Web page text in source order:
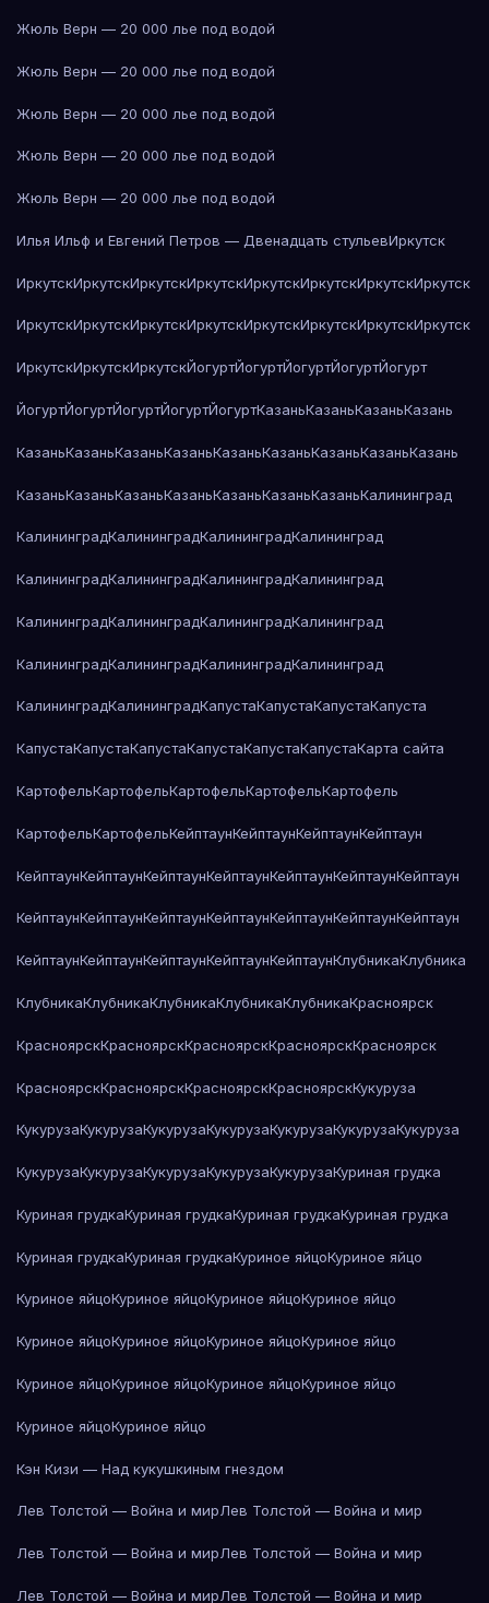
Жюль Верн — 20 000 лье под водой
Жюль Верн — 20 000 лье под водой
Жюль Верн — 20 000 лье под водой
Жюль Верн — 20 000 лье под водой
Жюль Верн — 20 000 лье под водой
Илья Ильф и Евгений Петров — Двенадцать стульевИркутск
ИркутскИркутскИркутскИркутскИркутскИркутскИркутскИркутск
ИркутскИркутскИркутскИркутскИркутскИркутскИркутскИркутск
ИркутскИркутскИркутскЙогуртЙогуртЙогуртЙогуртЙогурт
ЙогуртЙогуртЙогуртЙогуртЙогуртКазаньКазаньКазаньКазань
КазаньКазаньКазаньКазаньКазаньКазаньКазаньКазаньКазань
КазаньКазаньКазаньКазаньКазаньКазаньКазаньКалининград
КалининградКалининградКалининградКалининград
КалининградКалининградКалининградКалининград
КалининградКалининградКалининградКалининград
КалининградКалининградКалининградКалининград
КалининградКалининградКапустаКапустаКапустаКапуста
КапустаКапустаКапустаКапустаКапустаКапустаКарта сайта
КартофельКартофельКартофельКартофельКартофель
КартофельКартофельКейптаунКейптаунКейптаунКейптаун
КейптаунКейптаунКейптаунКейптаунКейптаунКейптаунКейптаун
КейптаунКейптаунКейптаунКейптаунКейптаунКейптаунКейптаун
КейптаунКейптаунКейптаунКейптаунКейптаунКлубникаКлубника
КлубникаКлубникаКлубникаКлубникаКлубникаКрасноярск
КрасноярскКрасноярскКрасноярскКрасноярскКрасноярск
КрасноярскКрасноярскКрасноярскКрасноярскКукуруза
КукурузаКукурузаКукурузаКукурузаКукурузаКукурузаКукуруза
КукурузаКукурузаКукурузаКукурузаКукурузаКуриная грудка
Куриная грудкаКуриная грудкаКуриная грудкаКуриная грудка
Куриная грудкаКуриная грудкаКуриное яйцоКуриное яйцо
Куриное яйцоКуриное яйцоКуриное яйцоКуриное яйцо
Куриное яйцоКуриное яйцоКуриное яйцоКуриное яйцо
Куриное яйцоКуриное яйцоКуриное яйцоКуриное яйцо
Куриное яйцоКуриное яйцо
Кэн Кизи — Над кукушкиным гнездом
Лев Толстой — Война и мирЛев Толстой — Война и мир
Лев Толстой — Война и мирЛев Толстой — Война и мир
Лев Толстой — Война и мирЛев Толстой — Война и мир